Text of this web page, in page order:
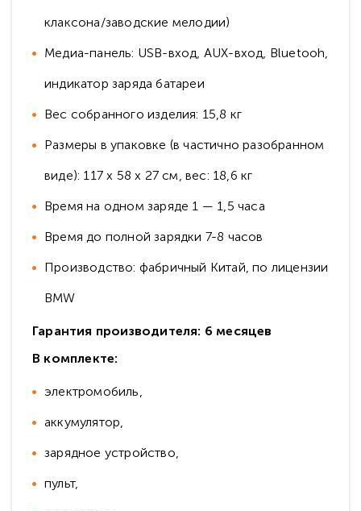
клаксона/заводские мелодии)
Медиа-панель: USB-вход, AUX-вход, Bluetooh,
индикатор заряда батареи
Вес собранного изделия: 15,8 кг
Размеры в упаковке (в частично разобранном
виде): 117 х 58 х 27 см, вес: 18,6 кг
Время на одном заряде 1 — 1,5 часа
Время до полной зарядки 7-8 часов
Производство: фабричный Китай, по лицензии
BMW
Гарантия производителя: 6 месяцев
В комплекте:
электромобиль,
аккумулятор,
зарядное устройство,
пульт,